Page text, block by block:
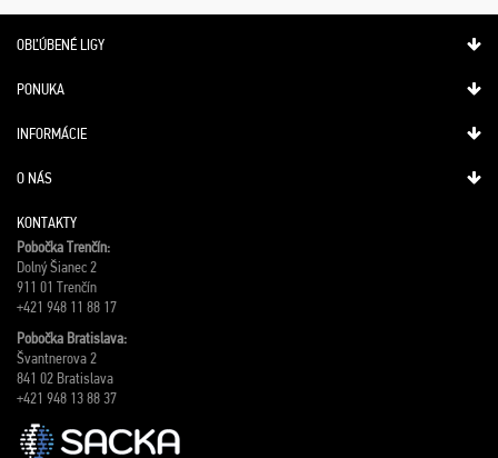
OBĽÚBENÉ LIGY
PONUKA
INFORMÁCIE
O NÁS
KONTAKTY
Pobočka Trenčín:
Dolný Šianec 2
911 01 Trenčín
+421 948 11 88 17
Pobočka Bratislava:
Švantnerova 2
841 02 Bratislava
+421 948 13 88 37